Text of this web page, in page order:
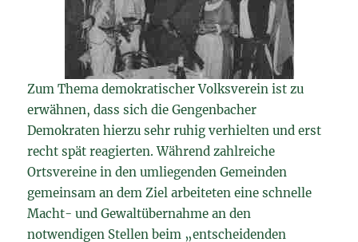
Zum Thema demokratischer Volksverein ist zu
erwähnen, dass sich die Gengenbacher
Demokraten hierzu sehr ruhig verhielten und erst
recht spät reagierten. Während zahlreiche
Ortsvereine in den umliegenden Gemeinden
gemeinsam an dem Ziel arbeiteten eine schnelle
Macht- und Gewaltübernahme an den
notwendigen Stellen beim „entscheidenden